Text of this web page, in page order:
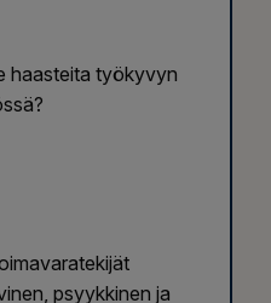
haasteita työkyvyn
psyykkinen ja